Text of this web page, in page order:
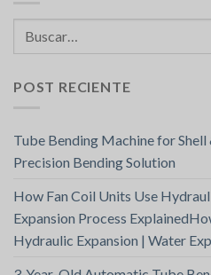
POST RECIENTE
Tube Bending Machine for
Precision Bending Solution
How Fan Coil Units Use
Expansion Process
Hydraulic Expansion | Water